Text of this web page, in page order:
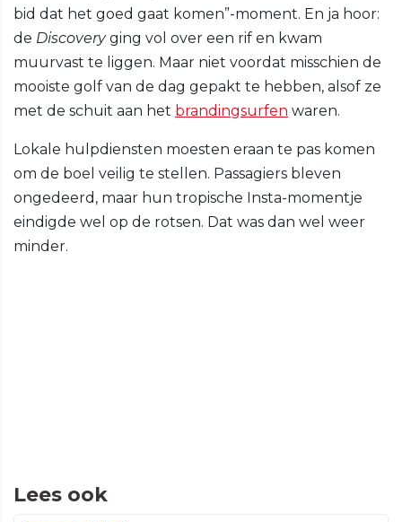
bid dat het goed gaat komen”-moment. En ja hoor:
de Discoveryging vol over een rif en kwam
muurvast te liggen. Maar niet voordat misschien de
mooiste golf van de dag gepakt te hebben, alsof ze
met de schuit aan het brandingsurfen waren.
Lokale hulpdiensten moesten eraan te pas komen
om de boel veilig te stellen. Passagiers bleven
ongedeerd, maar hun tropische Insta-momentje
eindigde wel op de rotsen. Dat was dan wel weer
minder.
Lees ook